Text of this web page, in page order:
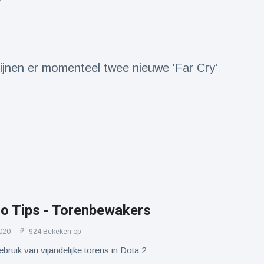
er momenteel twee nieuwe 'Far Cry'
Tips - Torenbewakers
924 Bekeken op
van vijandelijke torens in Dota 2